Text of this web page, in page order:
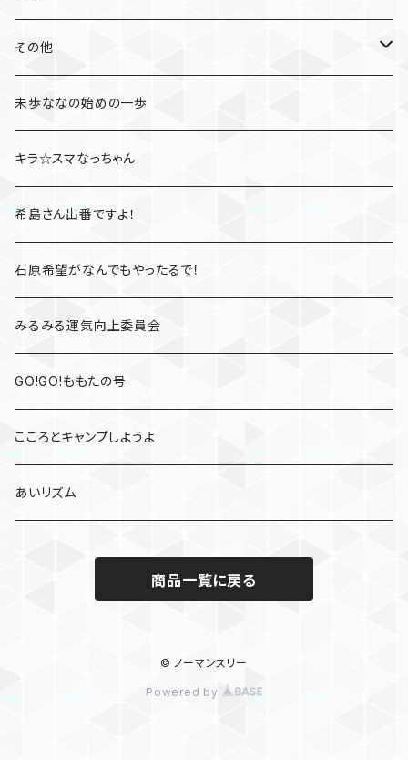
たびとも
その他
桃さんぽ
凛とジェシカのファイト一発
高橋しょう子と三上悠亜のShow your rockets
かすみレディオ
未歩ななの始めの一歩
キラ☆スマなっちゃん
希島さん出番ですよ！
石原希望がなんでもやったるで！
みるみる運気向上委員会
GO!GO!ももたの号
こころとキャンプしようよ
あいリズム
商品一覧に戻る
© ノーマンスリー
Powered by